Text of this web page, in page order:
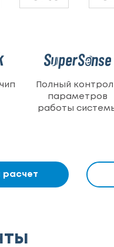
Полный
параметров
работы
расчет